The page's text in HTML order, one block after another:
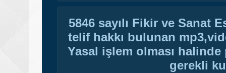
5846 sayılı Fikir ve Sanat
telif hakkı bulunan
Yasal işlem olması
gerekli